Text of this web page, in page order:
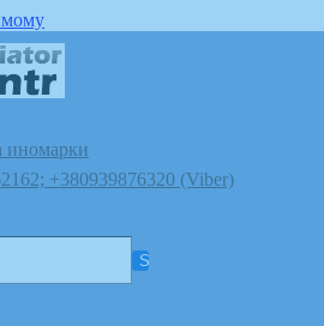
иномарки
+380939876320 (Viber)